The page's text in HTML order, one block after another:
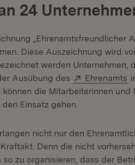
24
„Ehrenamtsfreundlicher
Diese Auszeichnung wird
werden Unternehmen,
Ausübung des
Extern:
Ehrenamts
Fenster)
können die Mitarbeiterinnen und
Einsatz gehen.
nicht nur den
Denn die nicht
zu organisieren, dass der